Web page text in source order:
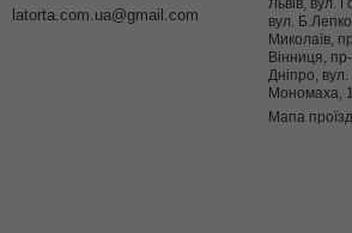
latorta.com.ua@gmail.com
Львів, вул.
вул.
Миколаїв,
Вінниця,
Дніпро,
Мономаха,
Мапа